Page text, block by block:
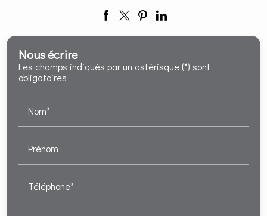
Nous écrire
Les champs indiqués par un astérisque (*) sont
obligatoires
Nom*
Prénom
Téléphone*